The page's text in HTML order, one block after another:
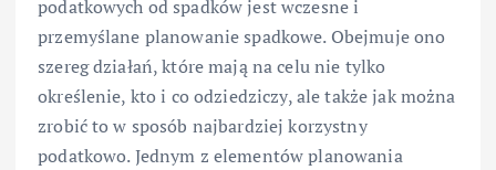
podatkowych od spadków jest wczesne i
przemyślane planowanie spadkowe. Obejmuje ono
szereg działań, które mają na celu nie tylko
określenie, kto i co odziedziczy, ale także jak można
zrobić to w sposób najbardziej korzystny
podatkowo. Jednym z elementów planowania